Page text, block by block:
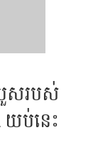
ស​របស់​
យប់នេះ​